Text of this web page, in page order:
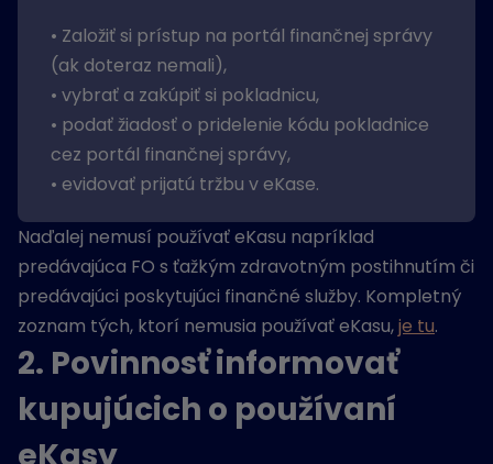
• Založiť si prístup na portál finančnej správy
(ak doteraz nemali),
• vybrať a zakúpiť si pokladnicu,
• podať žiadosť o pridelenie kódu pokladnice
cez portál finančnej správy,
• evidovať prijatú tržbu v eKase.
Naďalej nemusí používať eKasu napríklad
predávajúca FO s ťažkým zdravotným postihnutím či
predávajúci poskytujúci finančné služby. Kompletný
zoznam tých, ktorí nemusia používať eKasu,je tu.
2. Povinnosť informovať
kupujúcich o používaní